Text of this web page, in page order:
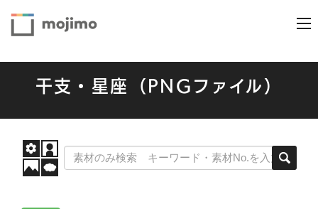
干支・星座（PNGファイル）